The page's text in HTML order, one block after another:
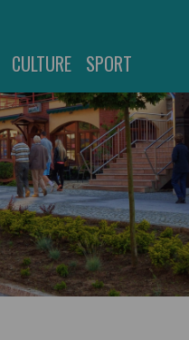
CULTURE SPORT